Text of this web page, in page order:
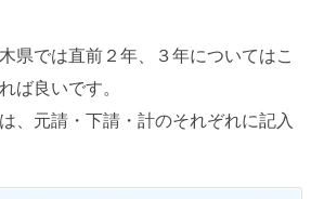
県では直前２年、３年についてはこ
ば良いです。
、元請・下請・計のそれぞれに記入